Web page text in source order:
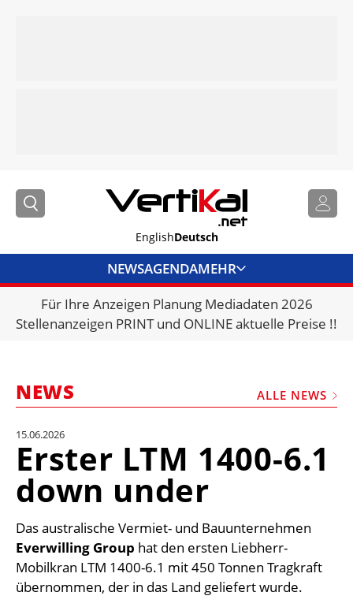
EnglishDeutsch
NEWSAGENDAMEHR
BRANCHENLINKS
VERMIETER
VIDEOS
BIBLIOTHEK
MEDIADATEN
WÄHRUNGSRECHNER
EINHEITENKONVERTER
Für Ihre Anzeigen Planung Mediadaten 2026
Stellenanzeigen PRINT und ONLINE aktuelle Preise !!
NEWS ALLE NEWS
15.06.2026
Erster LTM 1400-6.1
down under
Das australische Vermiet- und Bauunternehmen
Everwilling Group hat den ersten Liebherr-
Mobilkran LTM 1400-6.1 mit 450 Tonnen Tragkraft
übernommen, der in das Land geliefert wurde.